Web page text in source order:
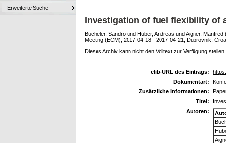
Erweiterte Suche
Investigation of fuel flexibility of
Bücheler, Sandro und Huber, Andreas undAigner, Manfred
Meeting (ECM), 2017-04-18 - 2017-04-21, Dubrovnik,
Dieses Archiv kann nicht den Volltext zur Verfügung stellen.
elib-URL des Eintrags:
Dokumentart:
Zusätzliche Informationen:
Titel:
Autoren: